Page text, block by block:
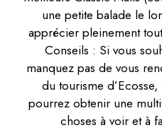
une petite balade le
apprécier pleinement
Conseils : Si vous
manquez pas de vous
du tourisme d’Ecosse,
pourrez obtenir une
choses à voir et à